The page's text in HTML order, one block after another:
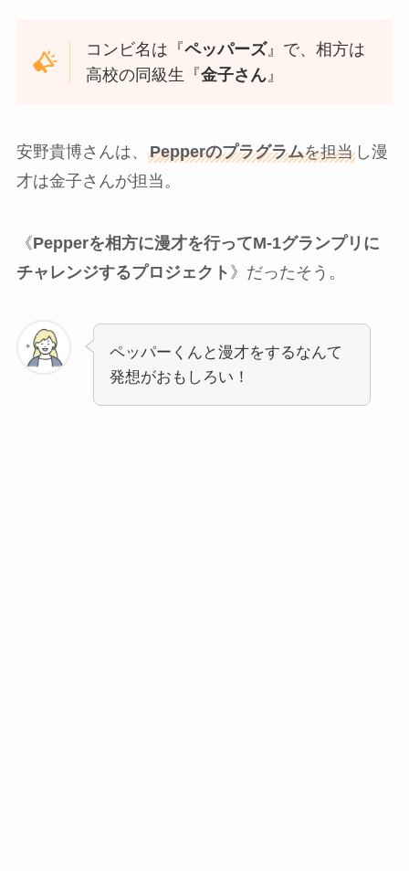
コンビ名は『ペッパーズ』で、相方は
高校の同級生『金子さん』
安野貴博さんは、 Pepperのプラグラムを担当し漫
才は金子さんが担当。
《Pepperを相方に漫才を行ってM-1グランプリに
チャレンジするプロジェクト 》だったそう。
ペッパーくんと漫才をするなんて
発想がおもしろい！